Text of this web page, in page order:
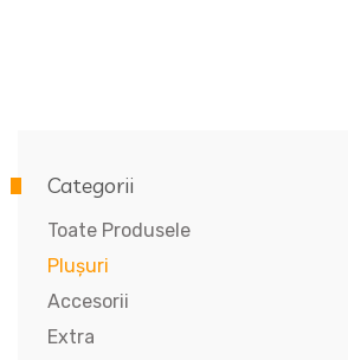
Categorii
Toate Produsele
Plușuri
Accesorii
Extra